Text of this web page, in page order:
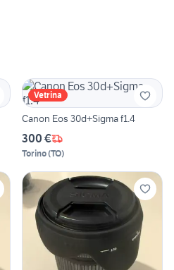
Vetrina
Canon Eos 30d+Sigma f1.4
300 €
Torino(TO)